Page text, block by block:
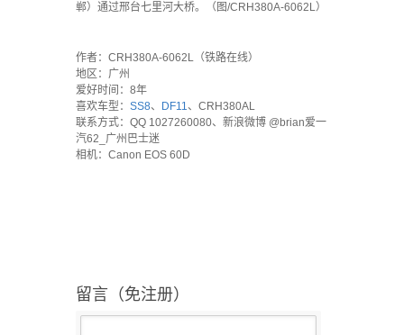
郸）通过邢台七里河大桥。（图/CRH380A-6062L）
作者：CRH380A-6062L（铁路在线）
地区：广州
爱好时间：8年
喜欢车型： SS8、 DF11、CRH380AL
联系方式：QQ 1027260080、新浪微博 @brian爱一
汽62_广州巴士迷
相机：Canon EOS 60D
留言（免注册）